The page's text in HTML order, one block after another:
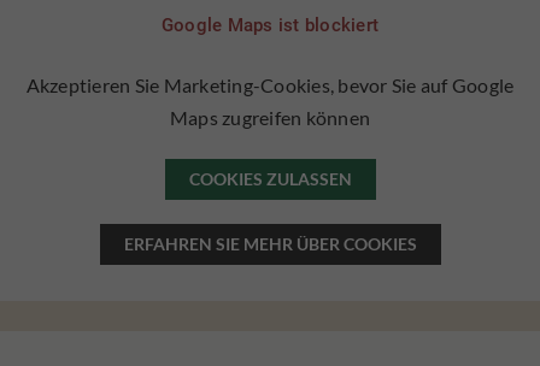
Google Maps ist blockiert
Akzeptieren Sie Marketing-Cookies, bevor Sie auf Google
Maps zugreifen können
COOKIES ZULASSEN
ERFAHREN SIE MEHR ÜBER COOKIES